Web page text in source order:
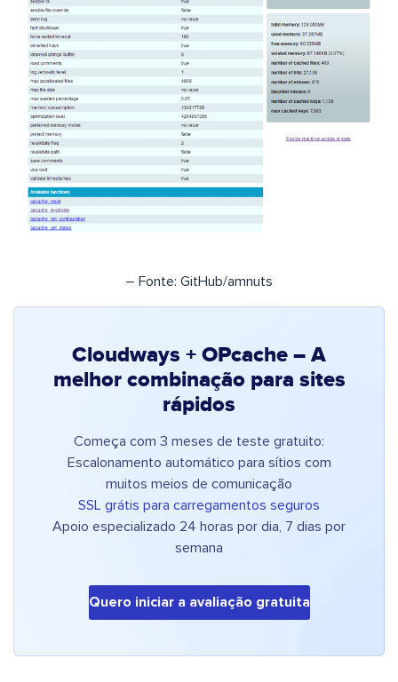
– Fonte: GitHub/amnuts
Cloudways + OPcache – A
melhor combinação para sites
rápidos
Começa com 3 meses de teste gratuito:
Escalonamento automático para sítios com
muitos meios de comunicação
SSL grátis para carregamentos seguros
Apoio especializado 24 horas por dia, 7 dias por
semana
Quero iniciar a avaliação gratuita